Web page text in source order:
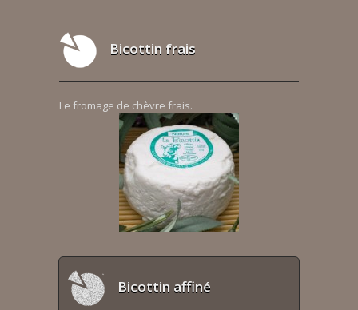
Bicottin frais
Le fromage de chèvre frais.
Bicottin affiné